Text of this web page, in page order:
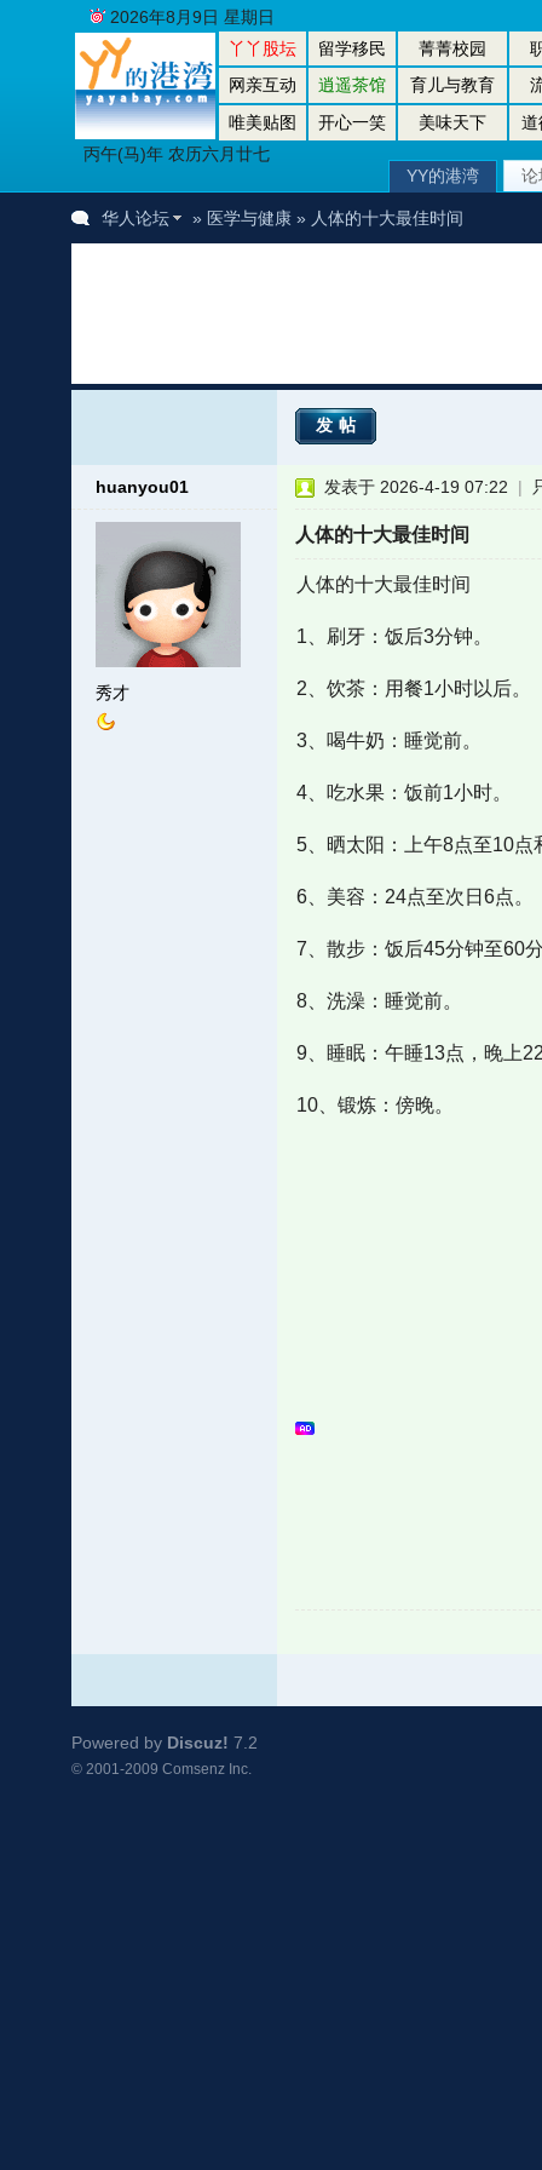
丫丫股坛 留学移民 菁菁校园
网亲互动
逍遥茶馆 育儿与教育
唯美贴图
开心一笑 美味天下
道
丙午(马)年 农历六月廿七
2026年8月9日 星期日
YY的港湾 论
华人论坛 » 医学与健康» 人体的十大最佳时间
发帖
huanyou01
秀才
发表于 2026-4-19 07:22 |
人体的十大最佳时间
人体的十大最佳时间
1、刷牙：饭后3分钟。
2、饮茶：用餐1小时以后。
3、喝牛奶：睡觉前。
4、吃水果：饭前1小时。
5、晒太阳：上午8点至10点
6、美容：24点至次日6点。
7、散步：饭后45分钟至60
8、洗澡：睡觉前。
9、睡眠：午睡13点，晚上
10、锻炼：傍晚。 ​​​
Powered by Discuz! 7.2
© 2001-2009 Comsenz Inc.